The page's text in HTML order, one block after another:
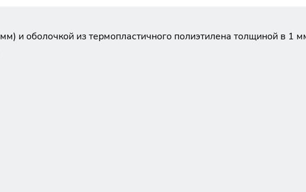
и оболочкой из термопластичного полиэтилена толщиной в 1